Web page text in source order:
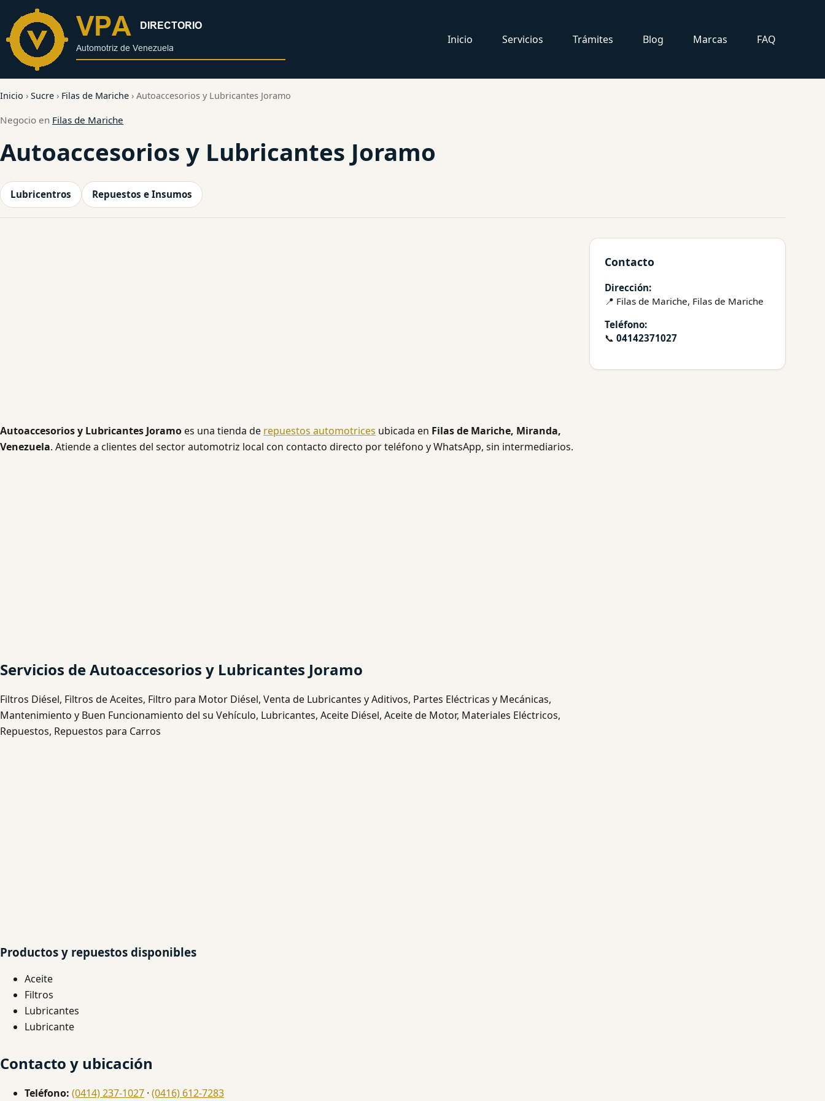
contenido
Inicio
Servicios Trámites Blog Marcas FAQ
Inicio › Sucre › Filas de Mariche › Autoaccesorios y Lubricantes Joramo
Negocio en Filas de Mariche
Autoaccesorios y Lubricantes Joramo
Lubricentros Repuestos e Insumos
Autoaccesorios y Lubricantes Joramoes una tienda de repuestos automotrices ubicada en Filas de Mariche, Miranda,
Venezuela. Atiende a clientes del sector automotriz local con contacto directo por teléfono y WhatsApp, sin intermediarios.
Servicios de Autoaccesorios y Lubricantes Joramo
Filtros Diésel, Filtros de Aceites, Filtro para Motor Diésel, Venta de Lubricantes y Aditivos, Partes Eléctricas y Mecánicas,
Mantenimiento y Buen Funcionamiento del su Vehículo, Lubricantes, Aceite Diésel, Aceite de Motor, Materiales Eléctricos,
Repuestos, Repuestos para Carros
Productos y repuestos disponibles
Aceite
Filtros
Lubricantes
Lubricante
Contacto y ubicación
Teléfono: (0414) 237-1027 · (0416) 612-7283
Contacto
Dirección:
📍 Filas de Mariche, Filas de Mariche
Teléfono:
📞 04142371027